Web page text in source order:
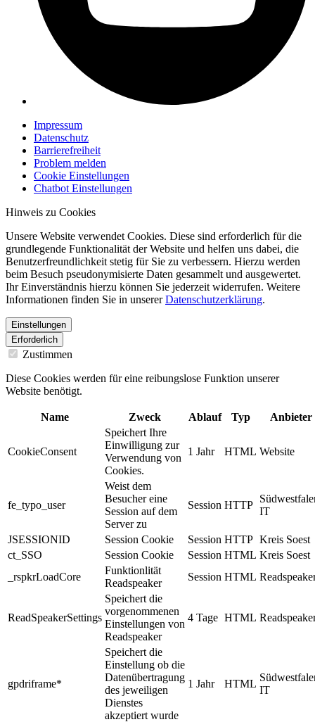
Impressum
Datenschutz
Barrierefreiheit
Problem melden
Cookie Einstellungen
Chatbot Einstellungen
Hinweis zu Cookies
Unsere Website verwendet Cookies. Diese sind erforderlich für die
grundlegende Funktionalität der Website und helfen uns dabei, die
Benutzerfreundlichkeit stetig für Sie zu verbessern. Hierzu werden
beim Besuch pseudonymisierte Daten gesammelt und ausgewertet.
Ihr Einverständnis hierzu können Sie jederzeit widerrufen. Weitere
Informationen finden Sie in unsererDatenschutzerklärung.
Einstellungen
Erforderlich
Zustimmen
Diese Cookies werden für eine reibungslose Funktion unserer
Website benötigt.
Name Zweck Ablauf Typ Anbieter
CookieConsent
Speichert Ihre
Einwilligung zur
Verwendung von
Cookies.
1 Jahr HTML Website
fe_typo_user
Weist dem
Besucher eine
Session auf dem
Server zu
Session HTTP
IT
JSESSIONID Session Cookie Session HTTP Kreis Soest
ct_SSO
Session Cookie Session HTML Kreis Soest
_rspkrLoadCore
Funktionlität
Readspeaker
Session HTML
ReadSpeakerSettings
Speichert die
vorgenommenen
Einstellungen von
Readspeaker
4 Tage HTML
gpdriframe*
Speichert die
Einstellung ob die
Datenübertragung
des jeweiligen
Dienstes
akzeptiert wurde
1 Jahr HTML
IT